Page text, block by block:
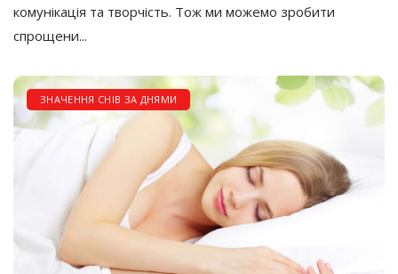
комунікація та творчість. Тож ми можемо зробити
спрощени...
ЗНАЧЕННЯ СНІВ ЗА ДНЯМИ